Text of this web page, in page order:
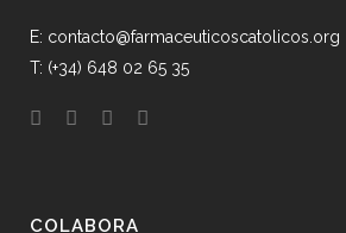
E: contacto@farmaceuticoscatolicos.org
T: (+34) 648 02 65 35
COLABORA